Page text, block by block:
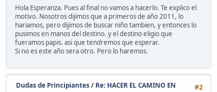
Hola Esperanza. Pues al final no vamos a hacerlo. Te explico el
motivo. Nosotros dijimos que a primeros de año 2011, lo
hariamos, pero dijimos de buscar niño tambien, y entonces lo
pusimos en manos del destino. y el destino eligio que
fueramos papis. asi que tendremos que esperar.
Si no es este año sera otro. Pero lo haremos.
#2
Dudas de Principiantes / Re: HACER EL CAMINO EN